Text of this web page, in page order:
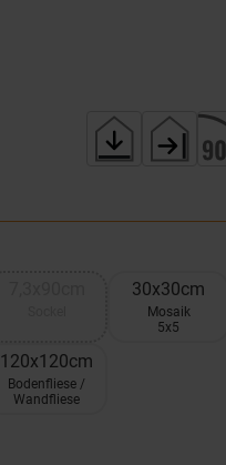
30x30cm
Mosaik
5x5
120x120cm
Bodenfliese /
Wandfliese